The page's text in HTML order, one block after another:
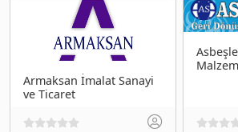
Armaksan İmalat Sanayi
ve Ticaret